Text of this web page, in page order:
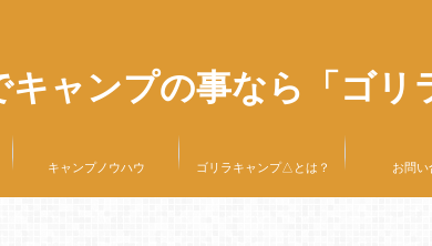
キャンプの事なら「ゴリ
キャンプノウハウ ゴリラキャンプ△とは？ お問い